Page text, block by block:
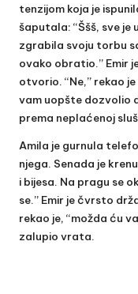
tenzijom koja je
šaputala: “Ššš, sve je
zgrabila svoju torbu
ovako obratio.” Emir
otvorio. “Ne,” rekao
vam uopšte dozvolio
prema neplaćenoj
Amila je gurnula
njega. Senada je
i bijesa. Na pragu se
se.” Emir je čvrsto
rekao je, “možda ću
zalupio vrata.